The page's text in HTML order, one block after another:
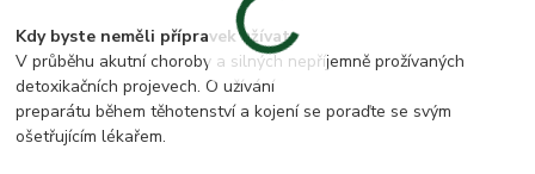
Kdy byste neměli přípravek užívat
V průběhu akutní choroby a silných nepříjemně prožívaných
detoxikačních projevech. O užívání
preparátu během těhotenství a kojení se poraďte se svým
ošetřujícím lékařem.